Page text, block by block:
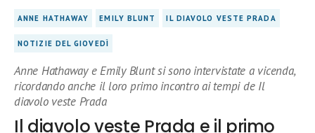
ANNE HATHAWAY EMILY BLUNT IL DIAVOLO VESTE PRADA
NOTIZIE DEL GIOVEDÌ
Anne Hathaway e Emily Blunt si sono intervistate a vicenda,
ricordando anche il loro primo incontro ai tempi de Il
diavolo veste Prada
Il diavolo veste Prada e il primo